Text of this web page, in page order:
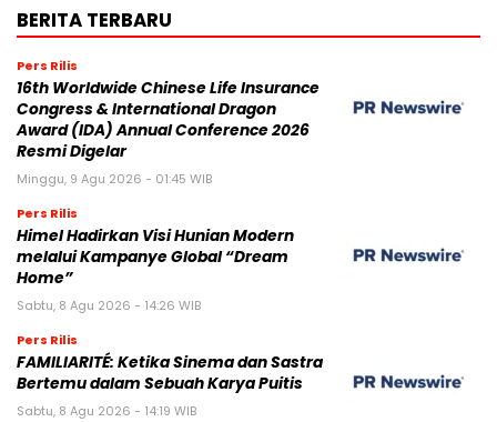
BERITA TERBARU
Pers Rilis
16th Worldwide Chinese Life Insurance
Congress & International Dragon
Award (IDA) Annual Conference 2026
Resmi Digelar
Minggu, 9 Agu 2026 - 01:45 WIB
Pers Rilis
Himel Hadirkan Visi Hunian Modern
melalui Kampanye Global “Dream
Home”
Sabtu, 8 Agu 2026 - 14:26 WIB
Pers Rilis
FAMILIARITÉ: Ketika Sinema dan Sastra
Bertemu dalam Sebuah Karya Puitis
Sabtu, 8 Agu 2026 - 14:19 WIB